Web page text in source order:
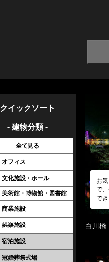
クイックソート
- 建物分類 -
全て見る
オフィス
文化施設・ホール
美術館・博物館・図書館
商業施設
娯楽施設
宿泊施設
冠婚葬祭式場
お
で
で
白川橋